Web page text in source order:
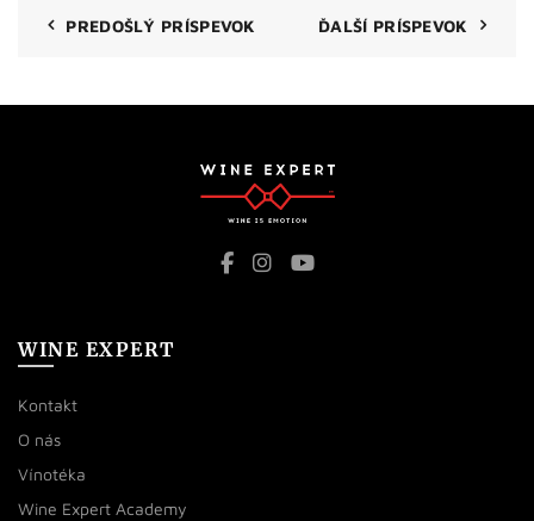
PREDOŠLÝ PRÍSPEVOK ĎALŠÍ PRÍSPEVOK
WINE EXPERT
Kontakt
O nás
Vínotéka
Wine Expert Academy